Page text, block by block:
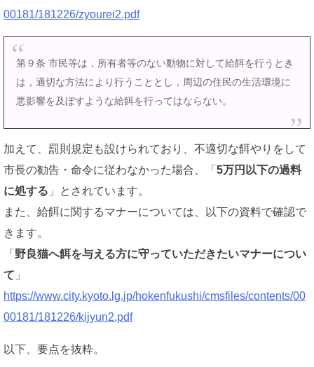
00181/181226/zyourei2.pdf
第９条 市民等は，所有者等のない動物に対して給餌を行うとき
は，適切な方法により行うこととし，周辺の住民の生活環境に
悪影響を及ぼすような給餌を行ってはならない。
加えて、罰則規定も設けられており、不適切な餌やりをして
市長の勧告・命令に従わなかった場合、「 5万円以下の過料
に処する 」とされています。
また、給餌に関するマナーについては、以下の資料で確認で
きます。
「 野良猫へ餌を与える方に守っていただきたいマナーについ
て 」
https://www.city.kyoto.lg.jp/hokenfukushi/cmsfiles/contents/00
00181/181226/kijyun2.pdf
以下、要点を抜粋。